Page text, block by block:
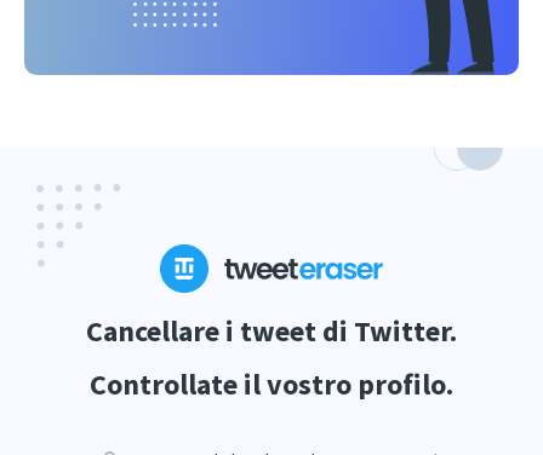
Cancellare i tweet di Twitter.
Controllate il vostro profilo.